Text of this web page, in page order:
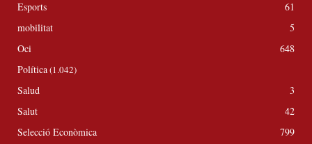
Esports
61
mobilitat
5
Oci
648
Política(1.042)
Salud
3
Salut
42
Selecció Econòmica
799